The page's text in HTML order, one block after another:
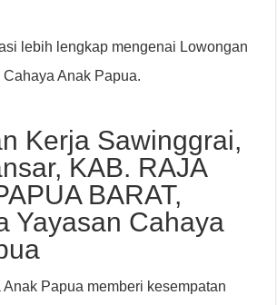
lebih lengkap mengenai Lowongan
Anak Papua.
Kerja Sawinggrai,
KAB. RAJA
BARAT,
Yayasan Cahaya
Papua memberi kesempatan